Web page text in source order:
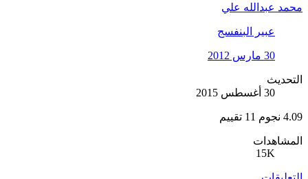
محمد عبدالله علي
عبير البنفسج
30 مارس 2012
التحديث
30 أغسطس 2015
4.09 نجوم 11 تقييم
المشاهدات
15K